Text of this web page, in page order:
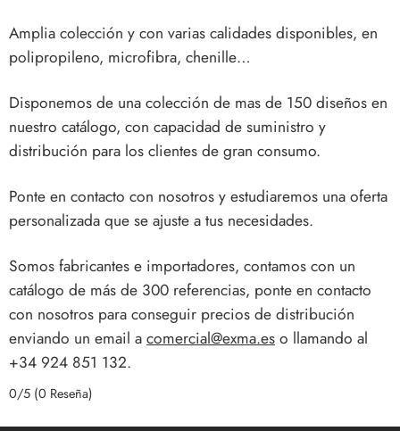
Amplia colección y con varias calidades disponibles, en
polipropileno, microfibra, chenille…
Disponemos de una colección de mas de 150 diseños en
nuestro catálogo, con capacidad de suministro y
distribución para los clientes de gran consumo.
Ponte en contacto con nosotros y estudiaremos una oferta
personalizada que se ajuste a tus necesidades.
Somos fabricantes e importadores, contamos con un
catálogo de más de 300 referencias, ponte en contacto
con nosotros para conseguir precios de distribución
enviando un email acomercial@exma.eso llamando al
+34 924 851 132.
0/5 (0 Reseña)